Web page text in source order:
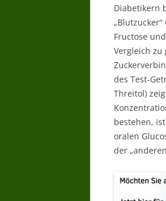
Diabetikern
Fructose
Vergleich zu
des Test-
Threitol)
bestehen,
oralen
der